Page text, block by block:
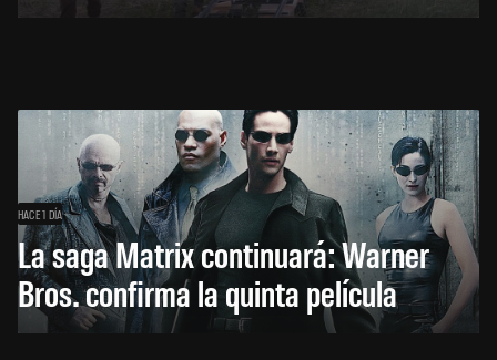
HACE 1 DÍA
La saga Matrix continuará: Warner
Bros. confirma la quinta película